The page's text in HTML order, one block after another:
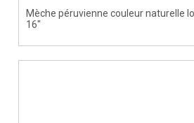
Mèche péruvienne couleur naturelle
16"